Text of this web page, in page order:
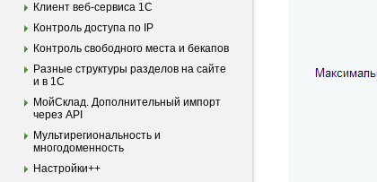
Клиент веб-сервиса 1С
Контроль доступа по IP
Контроль свободного места и бекапов
Разные структуры разделов на сайте
и в 1С
МойСклад. Дополнительный импорт
через API
Мультирегиональность и
многодоменность
Настройки++